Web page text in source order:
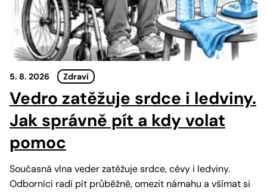
5. 8. 2026 Zdraví
Vedro zatěžuje srdce i ledviny.
Jak správně pít a kdy volat
pomoc
Současná vlna veder zatěžuje srdce, cévy i ledviny.
Odborníci radí pít průběžně, omezit námahu a všímat si